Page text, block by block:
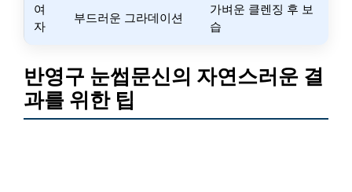
여
자
부드러운 그라데이션
가벼운 클렌징 후 보
습
반영구 눈썹문신의 자연스러운 결
과를 위한 팁